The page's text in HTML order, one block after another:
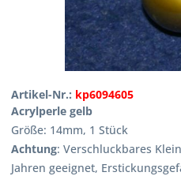
Artikel-Nr.: kp6094605
Acrylperle gelb
Größe: 14mm, 1 Stück
Achtung: Verschluckbares
Jahren geeignet,